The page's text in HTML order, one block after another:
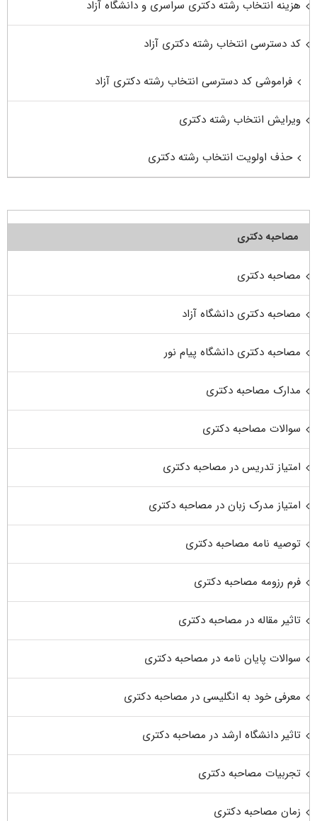
هزینه انتخاب رشته دکتری سراسری و دانشگاه آزاد
کد دسترسی انتخاب رشته دکتری آزاد
فراموشی کد دسترسی انتخاب رشته دکتری آزاد
ویرایش انتخاب رشته دکتری
حذف اولویت انتخاب رشته دکتری
مصاحبه دکتری
مصاحبه دکتری
مصاحبه دکتری دانشگاه آزاد
مصاحبه دکتری دانشگاه پیام نور
مدارک مصاحبه دکتری
سوالات مصاحبه دکتری
امتیاز تدریس در مصاحبه دکتری
امتیاز مدرک زبان در مصاحبه دکتری
توصیه نامه مصاحبه دکتری
فرم رزومه مصاحبه دکتری
تاثیر مقاله در مصاحبه دکتری
سوالات پایان نامه در مصاحبه دکتری
معرفی خود به انگلیسی در مصاحبه دکتری
تاثیر دانشگاه ارشد در مصاحبه دکتری
تجربیات مصاحبه دکتری
زمان مصاحبه دکتری